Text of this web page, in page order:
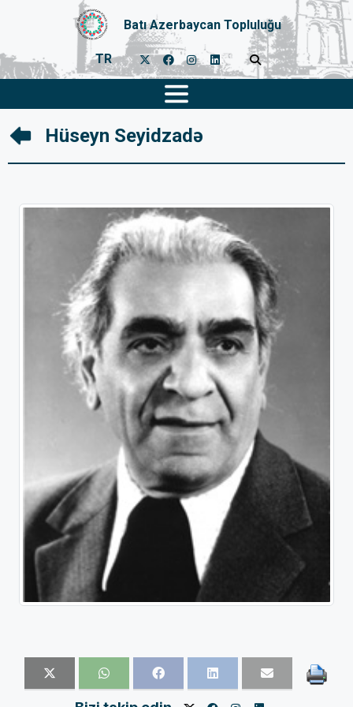
Batı Azerbaycan Topluluğu
TR
Hüseyn Seyidzadə